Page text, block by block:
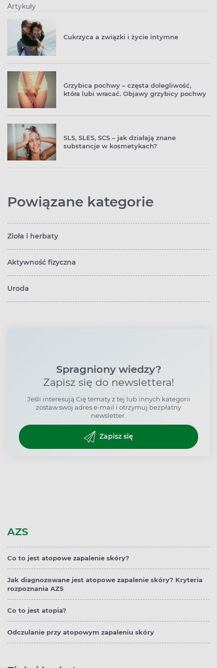
Artykuły
Cukrzyca a związki i życie intymne
Grzybica pochwy – częsta dolegliwość,
która lubi wracać. Objawy grzybicy pochwy
SLS, SLES, SCS – jak działają znane
substancje w kosmetykach?
Powiązane kategorie
Zioła i herbaty
Aktywność fizyczna
Uroda
Spragniony wiedzy?
Zapisz się do newslettera!
Jeśli interesują Cię tematy z tej lub innych kategorii
zostaw swój adres e-mail i otrzymuj bezpłatny
newsletter.
Zapisz się
AZS
Co to jest atopowe zapalenie skóry?
Jak diagnozowane jest atopowe zapalenie skóry? Kryteria
rozpoznania AZS
Co to jest atopia?
Odczulanie przy atopowym zapaleniu skóry